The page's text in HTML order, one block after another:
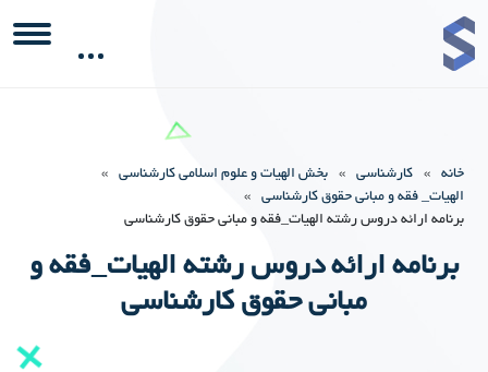
خانه » کارشناسی » بخش الهیات و علوم اسلامی کارشناسی
»
الهیات_ فقه و مبانی حقوق کارشناسی
»
برنامه ارائه دروس رشته الهیات_فقه و مبانی حقوق کارشناسی
برنامه ارائه دروس رشته الهیات_فقه و
مبانی حقوق کارشناسی